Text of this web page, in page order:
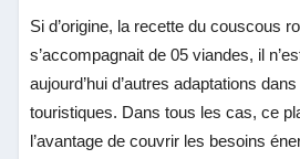
Si d’origine, la recette du couscous
s’accompagnait de 05 viandes, il
aujourd’hui d’autres adaptations
touristiques. Dans tous les cas, ce
l’avantage de couvrir les besoins